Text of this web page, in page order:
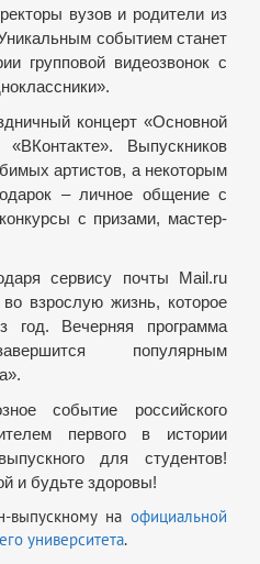
вузов и родители из
событием станет
групповой видеозвонок с
концерт «Основной
Выпускников
артистов, а некоторым
– личное общение с
с призами, мастер-
сервису почты Mail.ru
взрослую жизнь, которое
год. Вечерняя программа
популярным
событие российского
первого в истории
для студентов!
и будьте здоровы!
выпускному на официальной
университета.